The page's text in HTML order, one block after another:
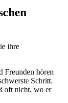
ihre
Freunden hören
Schritt.
oft nicht, wo er